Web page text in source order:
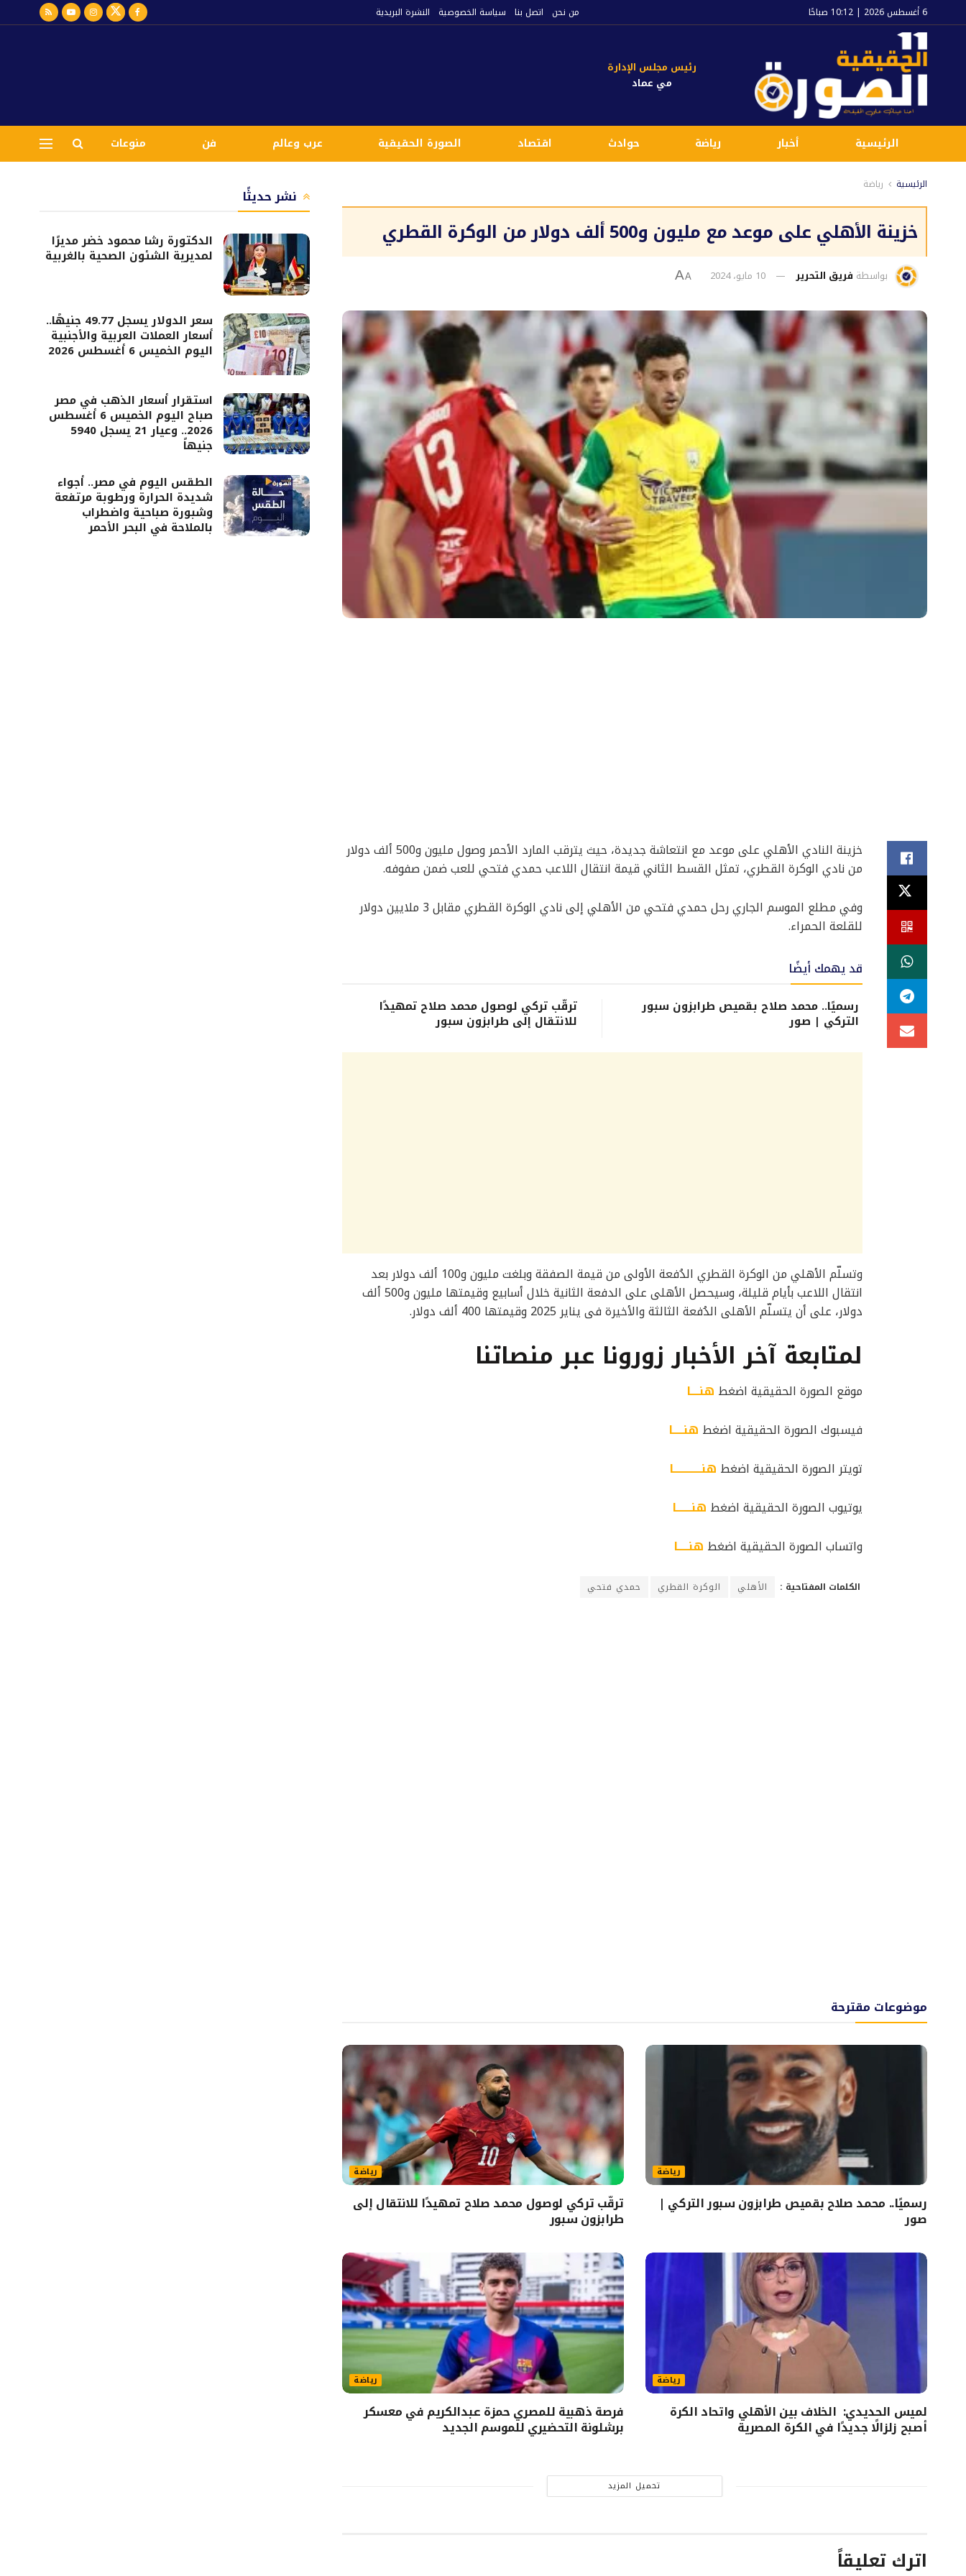
6 أغسطس 2026 | 10:12 صباحًا من نحن اتصل بنا سياسة الخصوصية النشرة البريدية
رئيس مجلس الإدارة
مي عماد
الرئيسية أخبار رياضة حوادث اقتصاد الصورة الحقيقية عرب وعالم فن منوعات
الرئيسية رياضة
خزينة الأهلي على موعد مع مليون و500 ألف دولار من الوكرة القطري
بواسطة فريق التحرير 10 مايو، 2024 A
A
خزينة النادي الأهلي على موعد مع انتعاشة جديدة، حيث يترقب المارد الأحمر وصول مليون و500 ألف دولار
من نادي الوكرة القطري، تمثل القسط الثاني قيمة انتقال اللاعب حمدي فتحي للعب ضمن صفوفه.
وفي مطلع الموسم الجاري رحل حمدي فتحي من الأهلي إلى نادي الوكرة القطري مقابل 3 ملايين دولار
للقلعة الحمراء.
قد يهمك أيضًا
رسميًا.. محمد صلاح بقميص طرابزون سبور
التركي | صور
ترقّب تركي لوصول محمد صلاح تمهيدًا
للانتقال إلى طرابزون سبور
وتسلّم الأهلي من الوكرة القطري الدُفعة الأولى من قيمة الصفقة وبلغت مليون و100 ألف دولار بعد
انتقال اللاعب بأيام قليلة، وسيحصل الأهلى على الدفعة الثانية خلال أسابيع وقيمتها مليون و500 ألف
دولار، على أن يتسلّم الأهلى الدُفعة الثالثة والأخيرة فى يناير 2025 وقيمتها 400 ألف دولار.
لمتابعة آخر الأخبار زورونا عبر منصاتنا
موقع الصورة الحقيقية اضغط هنــــا
فيسبوك الصورة الحقيقية اضغط هنـــــا
تويتر الصورة الحقيقية اضغط هنـــــــــــــا
يوتيوب الصورة الحقيقية اضغط هنـــــــا
واتساب الصورة الحقيقية اضغط هنـــــا
الكلمات المفتاحية : الأهلي الوكرة القطري حمدي فتحي
موضوعات مقترحة
رياضة
رسميًا.. محمد صلاح بقميص طرابزون سبور التركي |
صور
رياضة
ترقّب تركي لوصول محمد صلاح تمهيدًا للانتقال إلى
طرابزون سبور
رياضة
لميس الحديدي: الخلاف بين الأهلي واتحاد الكرة
أصبح زلزالًا جديدًا في الكرة المصرية
رياضة
فرصة ذهبية للمصري حمزة عبدالكريم في معسكر
برشلونة التحضيري للموسم الجديد
تحميل المزيد
اترك تعليقاً
نشر حديثًا
الدكتورة رشا محمود خضر مديرًا
لمديرية الشئون الصحية بالغربية
سعر الدولار يسجل 49.77 جنيهًا..
أسعار العملات العربية والأجنبية
اليوم الخميس 6 أغسطس 2026
استقرار أسعار الذهب في مصر
صباح اليوم الخميس 6 أغسطس
2026.. وعيار 21 يسجل 5940
جنيهاً
الطقس اليوم في مصر.. أجواء
شديدة الحرارة ورطوبة مرتفعة
وشبورة صباحية واضطراب
بالملاحة في البحر الأحمر